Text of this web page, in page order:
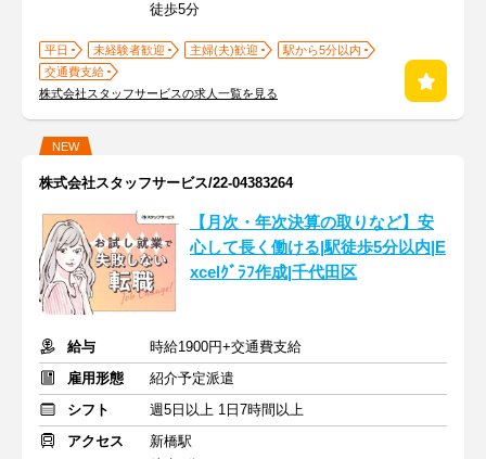
徒歩5分
平日 未経験者歓迎 主婦(夫)歓迎
駅から5分以内
交通費支給
株式会社スタッフサービスの求人一覧を見る
NEW
株式会社スタッフサービス/22-04383264
【月次・年次決算の取りなど】安
心して長く働ける|駅徒歩5分以内|E
xcelｸﾞﾗﾌ作成|千代田区
給与
時給1900円+交通費支給
雇用形態
紹介予定派遣
シフト
週5日以上 1日7時間以上
アクセス
新橋駅